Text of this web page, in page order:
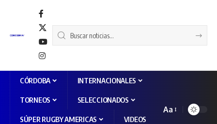
CÓRDOBA INTERNACIONALES
TORNEOS SELECCIONADOS
SÚPER RUGBY AMERICAS VIDEOS
Aa